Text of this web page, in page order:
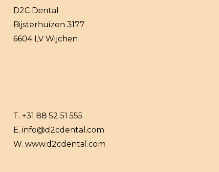
D2C Dental
Bijsterhuizen 3177
6604 LV Wijchen
T. +31 88 52 51 555
E. info@d2cdental.com
W. www.d2cdental.com